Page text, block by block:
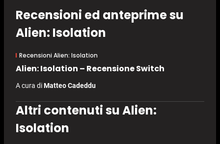
Recensioni ed anteprime su
Alien: Isolation
Recensioni Alien: Isolation
Alien: Isolation – Recensione Switch
A cura diMatteo Cadeddu
Altri contenuti su Alien:
Isolation